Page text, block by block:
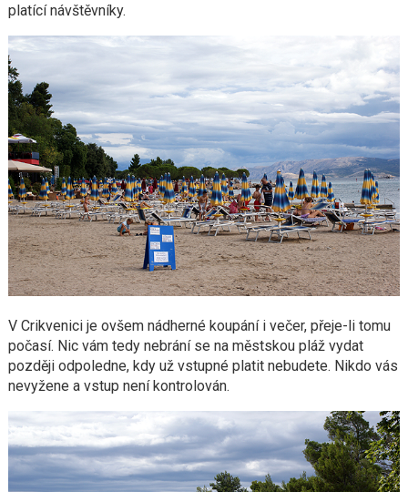
platící návštěvníky.
V Crikvenici je ovšem nádherné koupání i večer, přeje-li tomu
počasí. Nic vám tedy nebrání se na městskou pláž vydat
později odpoledne, kdy už vstupné platit nebudete. Nikdo vás
nevyžene a vstup není kontrolován.